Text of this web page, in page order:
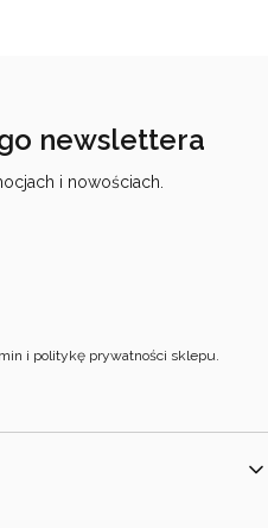
newslettera
i nowościach.
i politykę prywatności sklepu.